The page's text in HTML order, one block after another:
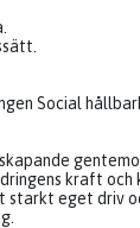
Social
kraft och
starkt eget driv